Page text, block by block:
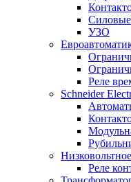
УЗО
Реле
Schneider
Реле